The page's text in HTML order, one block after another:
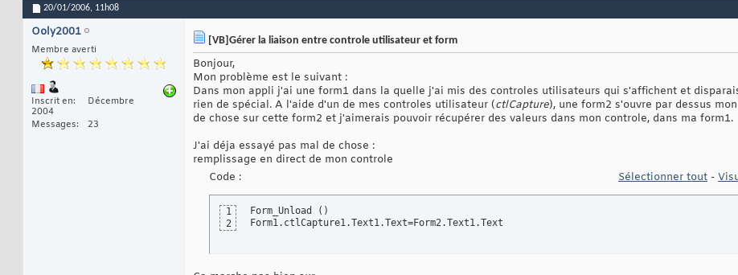
20/01/2006, 11h08
Ooly2001
Membre averti
Inscrit en
Décembre
2004
Messages
23
[VB]Gérer la liaison entre controle utilisateur et form
Bonjour,
Mon problème est le suivant :
Dans mon appli j'ai une form1 dans la quelle j'ai mis des controles utilisateurs qui s'affichent et
rien de spécial. A l'aide d'un de mes controles utilisateur (ctlCapture), une form2 s'ouvre par dessus
de chose sur cette form2 et j'aimerais pouvoir récupérer des valeurs dans mon controle, dans ma form1.
J'ai déja essayé pas mal de chose :
remplissage en direct de mon controle
Code :
Sélectionner tout -
1
2
Form_Unload ( )
Form1.ctlCapture1.Text1.Text=Form2.Text1.Text